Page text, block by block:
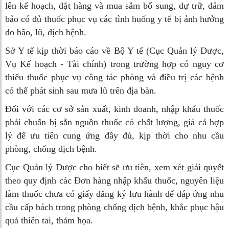
lên kế hoạch, đặt hàng và mua sắm bổ sung, dự trữ, đảm
bảo có đủ thuốc phục vụ các tình huống y tế bị ảnh hưởng
do bão, lũ, dịch bệnh.
Sở Y tế kịp thời báo cáo về Bộ Y tế (Cục Quản lý Dược,
Vụ Kế hoạch - Tài chính) trong trường hợp có nguy cơ
thiếu thuốc phục vụ công tác phòng và điều trị các bệnh
có thể phát sinh sau mưa lũ trên địa bàn.
Đối với các cơ sở sản xuất, kinh doanh, nhập khẩu thuốc
phải chuẩn bị sẵn nguồn thuốc có chất lượng, giá cả hợp
lý để ưu tiên cung ứng đầy đủ, kịp thời cho nhu cầu
phòng, chống dịch bệnh.
Cục Quản lý Dược cho biết sẽ ưu tiên, xem xét giải quyết
theo quy định các Đơn hàng nhập khẩu thuốc, nguyên liệu
làm thuốc chưa có giấy đăng ký lưu hành để đáp ứng nhu
cầu cấp bách trong phòng chống dịch bệnh, khắc phục hậu
quả thiên tai, thảm họa.